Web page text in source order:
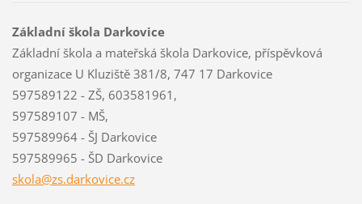
Základní škola Darkovice
Základní škola a mateřská škola Darkovice, příspěvková
organizace U Kluziště 381/8, 747 17 Darkovice
597589122 - ZŠ, 603581961,
597589107 - MŠ,
597589964 - ŠJ Darkovice
597589965 - ŠD Darkovice
skola@zs.darkovice.cz